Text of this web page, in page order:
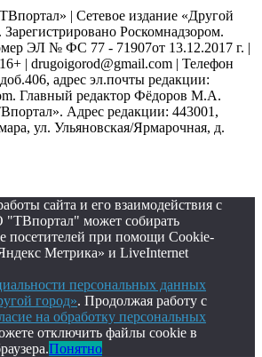
| Сетевое издание «Другой
Зарегистрировано Роскомнадзором.
ЭЛ № ФС 77 - 71907от 13.12.2017 г. |
| drugoigorod@gmail.com | Телефон
адрес эл.почты редакции:
Главный редактор Фёдоров М.А.
Адрес редакции: 443001,
ул. Ульяновская/Ярмарочная, д.
сайта и его взаимодействия с
"ТВпортал" может собирать
посетителей при помощи Cookie-
Метрика» и LiveInternet
персональных данных
город». Продолжая работу с
на обработку персональных
отключить файлы cookie в
Понятно